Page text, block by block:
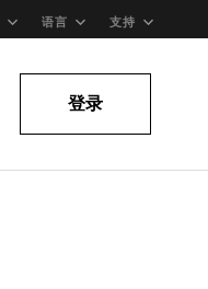
语言 支持
登录